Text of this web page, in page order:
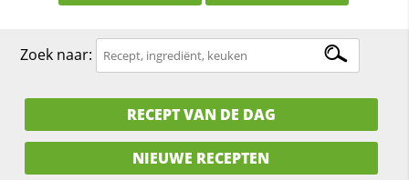
Zoek naar:
RECEPT VAN DE DAG
NIEUWE RECEPTEN